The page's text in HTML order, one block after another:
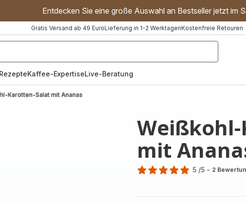
Entdecken Sie eine große Auswahl an Bestseller jetzt im
Gratis Versand ab 49 EuroLieferung in 1-2 WerktagenKostenfreie Retouren
RezepteKaffee-ExpertiseLive-Beratung
Karotten-Salat mit Ananas
mit
5
5 /5 - 2